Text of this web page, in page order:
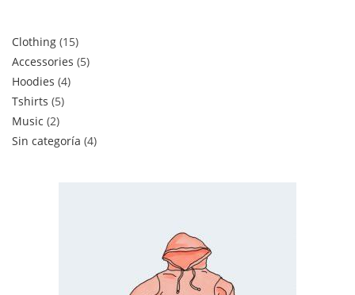
Clothing 15
Accessories 5
Hoodies 4
Tshirts 5
Music 2
Sin categoría 4